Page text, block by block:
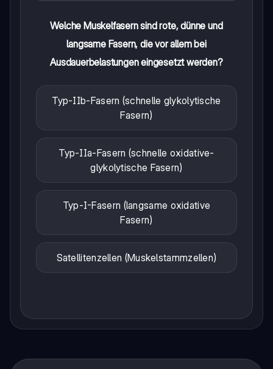
Welche Muskelfasern sind rote, dünne und
langsame Fasern, die vor allem bei
Ausdauerbelastungen eingesetzt werden?
Typ-IIb-Fasern (schnelle glykolytische
Fasern)
Typ-IIa-Fasern (schnelle oxidative-
glykolytische Fasern)
Typ-I-Fasern (langsame oxidative
Fasern)
Satellitenzellen (Muskelstammzellen)